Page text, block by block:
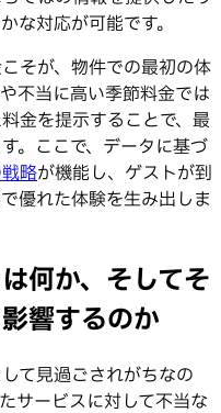
な対応が可能です。
そが、物件での最初の体
不当に高い季節料金では
金を提示することで、最
。ここで、データに基づ
略が機能し、ゲストが到
優れた体験を生み出しま
何か、そしてそ
響するのか
て見過ごされがちなの
サービスに対して不当な